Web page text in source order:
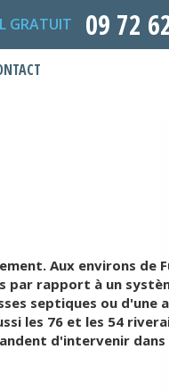
GRATUIT 09 72
Aux environs de
par rapport à un
septiques ou d'une
les 76 et les 54
d'intervenir dans